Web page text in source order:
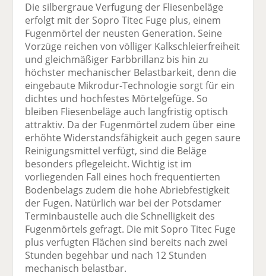
Die silbergraue Verfugung der Fliesenbeläge
erfolgt mit der Sopro Titec Fuge plus, einem
Fugenmörtel der neusten Generation. Seine
Vorzüge reichen von völliger Kalkschleierfreiheit
und gleichmäßiger Farbbrillanz bis hin zu
höchster mechanischer Belastbarkeit, denn die
eingebaute Mikrodur-Technologie sorgt für ein
dichtes und hochfestes Mörtelgefüge. So
bleiben Fliesenbeläge auch langfristig optisch
attraktiv. Da der Fugenmörtel zudem über eine
erhöhte Widerstandsfähigkeit auch gegen saure
Reinigungsmittel verfügt, sind die Beläge
besonders pflegeleicht. Wichtig ist im
vorliegenden Fall eines hoch frequentierten
Bodenbelags zudem die hohe Abriebfestigkeit
der Fugen. Natürlich war bei der Potsdamer
Terminbaustelle auch die Schnelligkeit des
Fugenmörtels gefragt. Die mit Sopro Titec Fuge
plus verfugten Flächen sind bereits nach zwei
Stunden begehbar und nach 12 Stunden
mechanisch belastbar.